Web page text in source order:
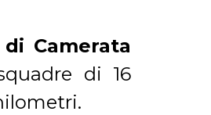
Camerata
di 16